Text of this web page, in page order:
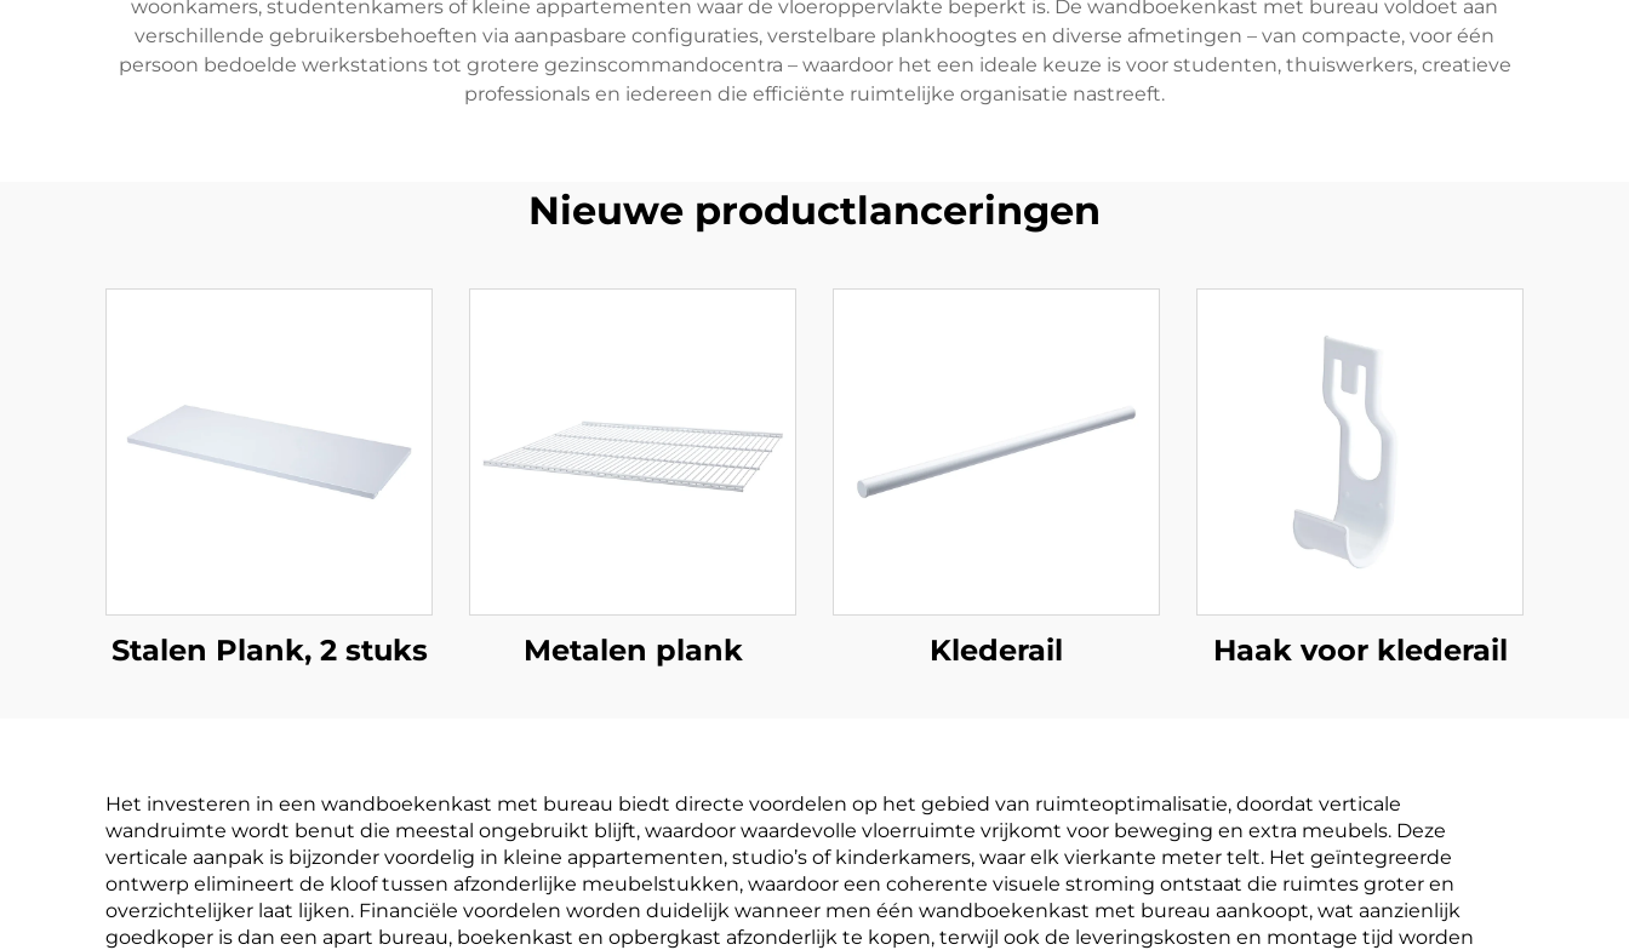
woonkamers, studentenkamers of kleine appartementen waar de vloeroppervlakte beperkt is. De wandboekenkast met bureau voldoet aan
verschillende gebruikersbehoeften via aanpasbare configuraties, verstelbare plankhoogtes en diverse afmetingen – van compacte, voor één
persoon bedoelde werkstations tot grotere gezinscommandocentra – waardoor het een ideale keuze is voor studenten, thuiswerkers, creatieve
professionals en iedereen die efficiënte ruimtelijke organisatie nastreeft.
Nieuwe productlanceringen
Stalen Plank, 2 stuks Metalen plank Klederail Haak voor klederail
Het investeren in een wandboekenkast met bureau biedt directe voordelen op het gebied van ruimteoptimalisatie, doordat verticale
wandruimte wordt benut die meestal ongebruikt blijft, waardoor waardevolle vloerruimte vrijkomt voor beweging en extra meubels. Deze
verticale aanpak is bijzonder voordelig in kleine appartementen, studio’s of kinderkamers, waar elk vierkante meter telt. Het geïntegreerde
ontwerp elimineert de kloof tussen afzonderlijke meubelstukken, waardoor een coherente visuele stroming ontstaat die ruimtes groter en
overzichtelijker laat lijken. Financiële voordelen worden duidelijk wanneer men één wandboekenkast met bureau aankoopt, wat aanzienlijk
goedkoper is dan een apart bureau, boekenkast en opbergkast afzonderlijk te kopen, terwijl ook de leveringskosten en montage tijd worden